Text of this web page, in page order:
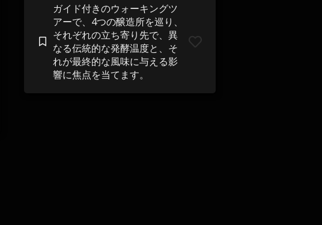
ガイド付きのウォーキングツ
アーで、4つの醸造所を巡り、
それぞれの立ち寄り先で、異
なる伝統的な発酵温度と、そ
れが最終的な風味に与える影
響に焦点を当てます。